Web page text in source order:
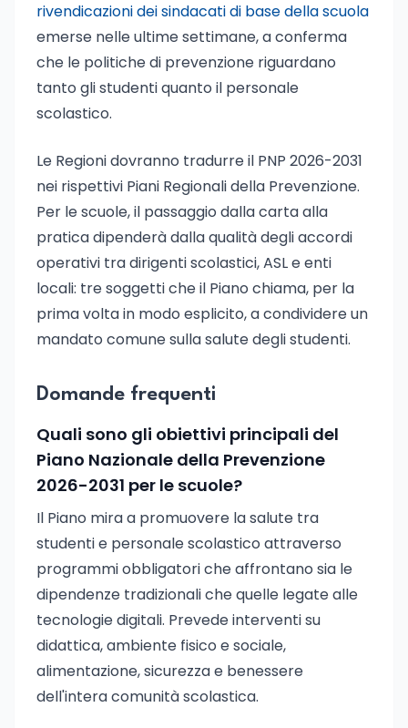
rivendicazioni dei sindacati di base della scuola
emerse nelle ultime settimane, a conferma
che le politiche di prevenzione riguardano
tanto gli studenti quanto il personale
scolastico.
Le Regioni dovranno tradurre il PNP 2026-2031
nei rispettivi Piani Regionali della Prevenzione.
Per le scuole, il passaggio dalla carta alla
pratica dipenderà dalla qualità degli accordi
operativi tra dirigenti scolastici, ASL e enti
locali: tre soggetti che il Piano chiama, per la
prima volta in modo esplicito, a condividere un
mandato comune sulla salute degli studenti.
Domande frequenti
Quali sono gli obiettivi principali del
Piano Nazionale della Prevenzione
2026-2031 per le scuole?
Il Piano mira a promuovere la salute tra
studenti e personale scolastico attraverso
programmi obbligatori che affrontano sia le
dipendenze tradizionali che quelle legate alle
tecnologie digitali. Prevede interventi su
didattica, ambiente fisico e sociale,
alimentazione, sicurezza e benessere
dell'intera comunità scolastica.